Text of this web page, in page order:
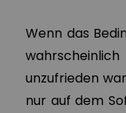
Wenn das
unzufrieden
nur auf dem